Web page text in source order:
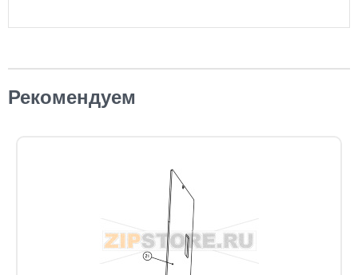
Рекомендуем